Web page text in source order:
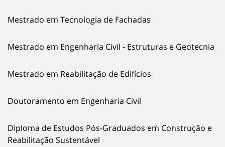
Mestrado em Tecnologia de Fachadas
Mestrado em Engenharia Civil - Estruturas e Geotecnia
Mestrado em Reabilitação de Edifícios
Doutoramento em Engenharia Civil
Diploma de Estudos Pós-Graduados em Construção e
Reabilitação Sustentável